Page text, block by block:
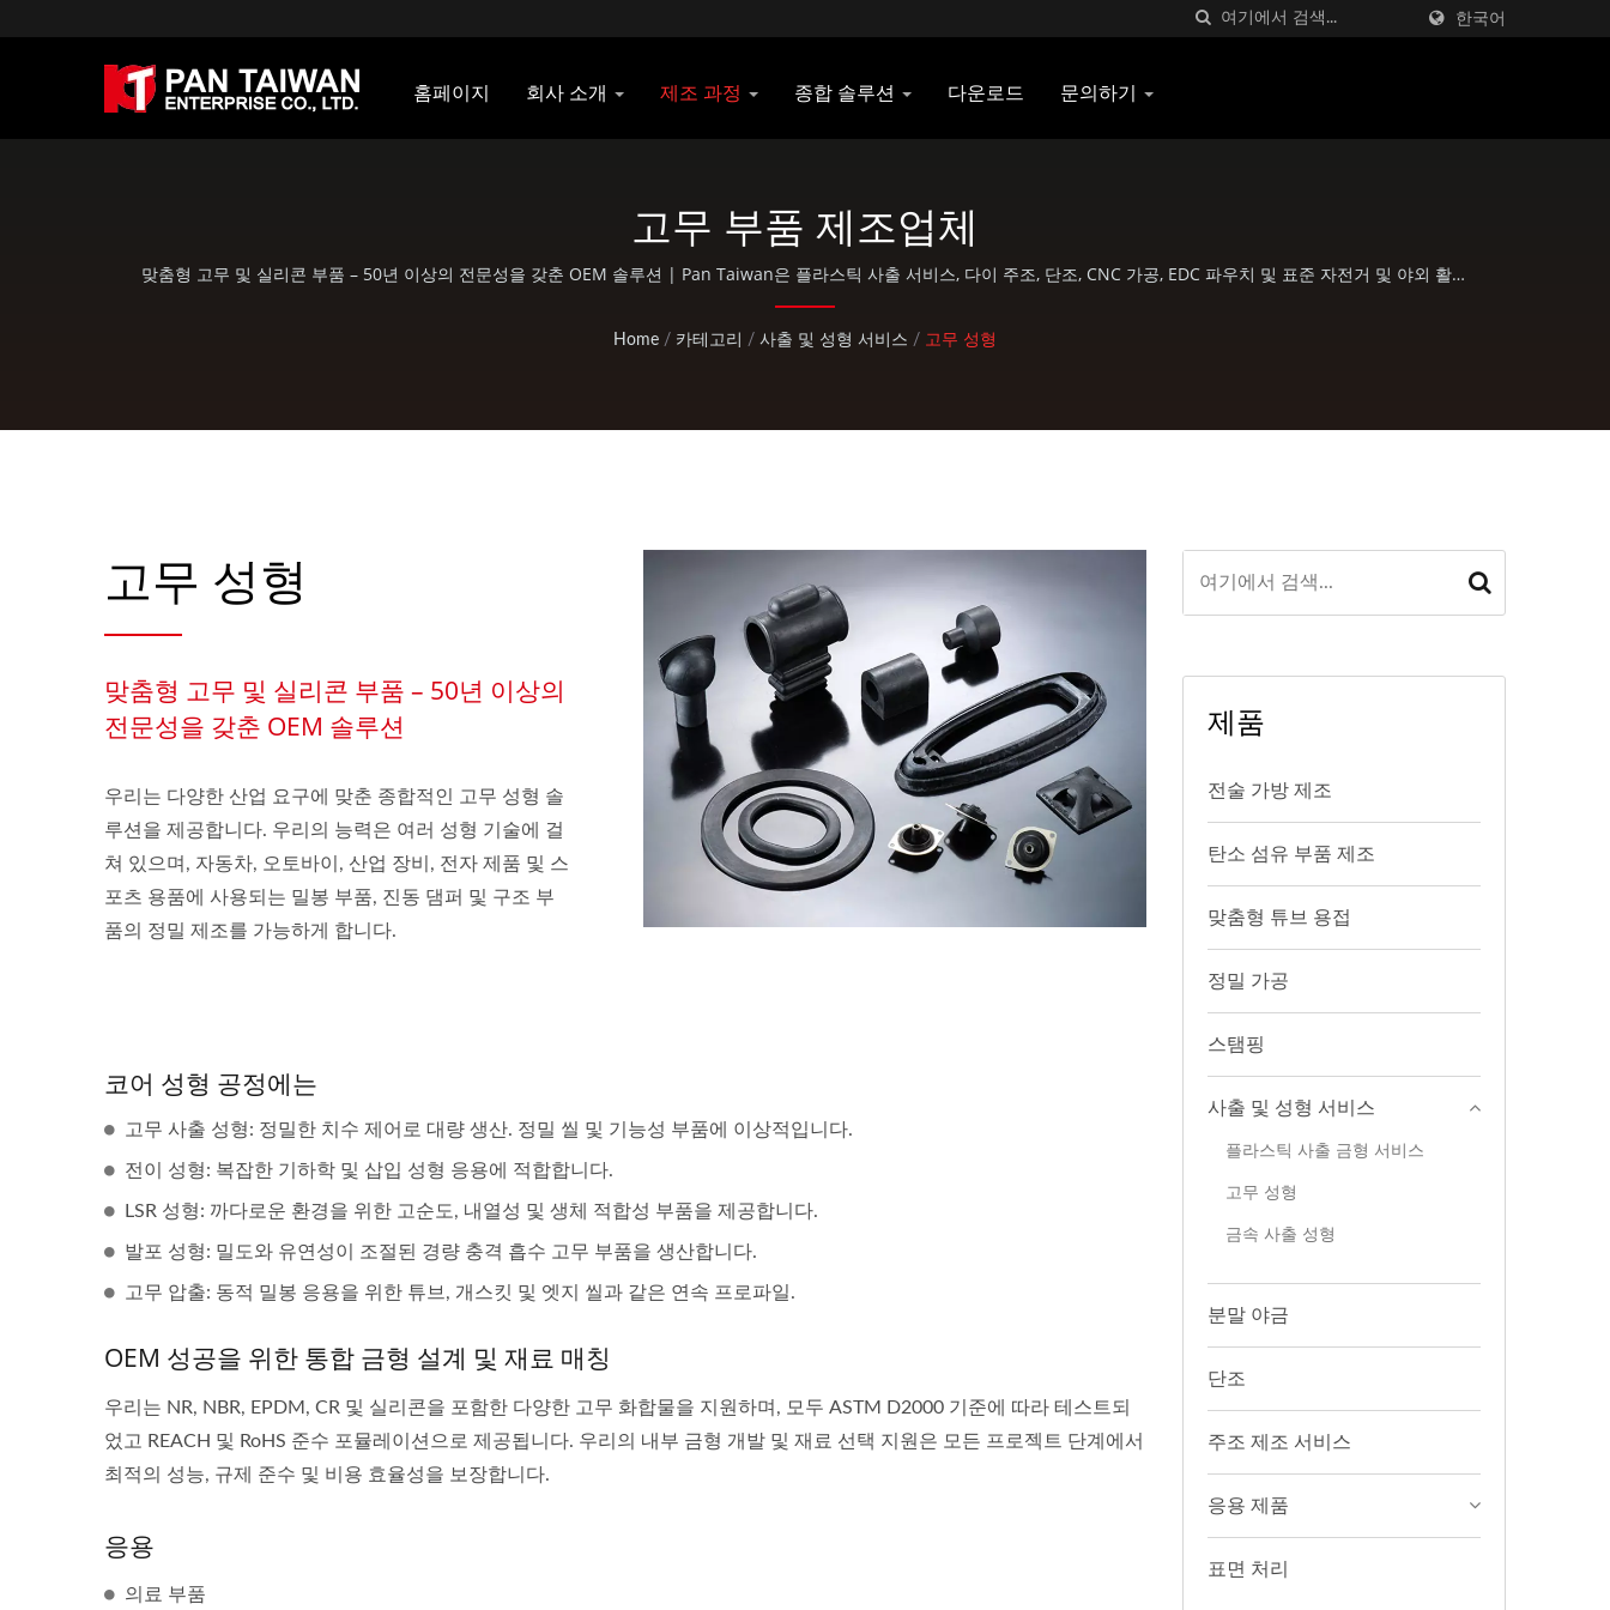
한국어
홈페이지 회사 소개 제조 과정 종합 솔루션 다운로드 문의하기
고무 부품 제조업체
맞춤형 고무 및 실리콘 부품 – 50년 이상의 전문성을 갖춘 OEM 솔루션 | Pan Taiwan은 플라스틱 사출 서비스, 다이 주조, 단조, CNC 가공, EDC 파우치 및 표준 자전거 및 야외 활동
부품과 같은 OEM / ODM 서비스를 제공합니다.
Home / 카테고리 / 사출 및 성형 서비스 / 고무 성형
고무 성형
맞춤형 고무 및 실리콘 부품 – 50년 이상의
전문성을 갖춘 OEM 솔루션
우리는 다양한 산업 요구에 맞춘 종합적인 고무 성형 솔
루션을 제공합니다. 우리의 능력은 여러 성형 기술에 걸
쳐 있으며, 자동차, 오토바이, 산업 장비, 전자 제품 및 스
포츠 용품에 사용되는 밀봉 부품, 진동 댐퍼 및 구조 부
품의 정밀 제조를 가능하게 합니다.
코어 성형 공정에는
고무 사출 성형: 정밀한 치수 제어로 대량 생산. 정밀 씰 및 기능성 부품에 이상적입니다.
전이 성형: 복잡한 기하학 및 삽입 성형 응용에 적합합니다.
LSR 성형: 까다로운 환경을 위한 고순도, 내열성 및 생체 적합성 부품을 제공합니다.
발포 성형: 밀도와 유연성이 조절된 경량 충격 흡수 고무 부품을 생산합니다.
고무 압출: 동적 밀봉 응용을 위한 튜브, 개스킷 및 엣지 씰과 같은 연속 프로파일.
OEM 성공을 위한 통합 금형 설계 및 재료 매칭
우리는 NR, NBR, EPDM, CR 및 실리콘을 포함한 다양한 고무 화합물을 지원하며, 모두 ASTM D2000 기준에 따라 테스트되
었고 REACH 및 RoHS 준수 포뮬레이션으로 제공됩니다. 우리의 내부 금형 개발 및 재료 선택 지원은 모든 프로젝트 단계에서
최적의 성능, 규제 준수 및 비용 효율성을 보장합니다.
응용
의료 부품
제품
전술 가방 제조
탄소 섬유 부품 제조
맞춤형 튜브 용접
정밀 가공
스탬핑
사출 및 성형 서비스
플라스틱 사출 금형 서비스
고무 성형
금속 사출 성형
분말 야금
단조
주조 제조 서비스
응용 제품
표면 처리